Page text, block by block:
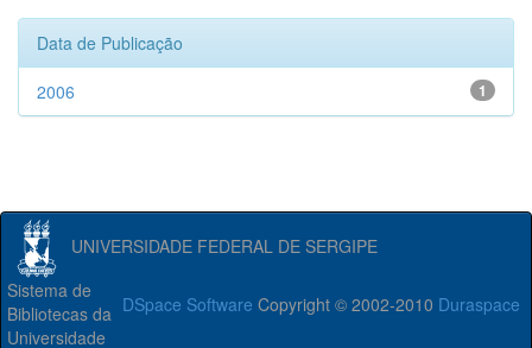
Data de Publicação
1
2006
UNIVERSIDADE FEDERAL DE SERGIPE
DSpace Software Copyright © 2002-2010 Duraspace
Sistema de
Bibliotecas da
Universidade